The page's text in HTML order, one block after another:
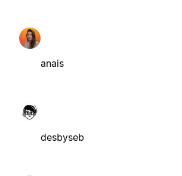
anais
desbyseb